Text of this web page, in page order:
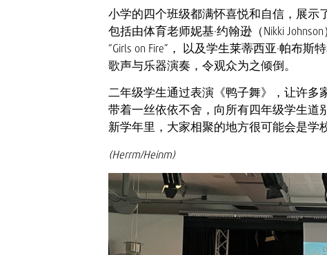
小学的四个班级都满怀喜悦和自信，展示
包括由体育老师妮基·约翰逊（Nikki
“Girls on Fire”， 以及学生莱蒂西亚·帕布
歌声与乐器演奏，令观众为之倾倒。
二年级学生通过表演《鸭子舞》，让许多
带着一丝依依不舍，向所有四年级学生道
新学年里，大家相聚的地方很可能会是学
(Herrm/Heinm)